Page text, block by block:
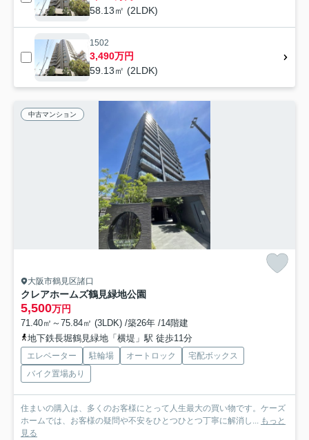
58.13㎡ (2LDK)
1502
3,490万円
59.13㎡ (2LDK)
中古マンション
大阪市鶴見区諸口
クレアホームズ鶴見緑地公園
5,500万円
71.40㎡～75.84㎡ (3LDK) /築26年 /14階建
地下鉄長堀鶴見緑地「横堤」駅 徒歩11分
エレベーター 駐輪場 オートロック
宅配ボックス
バイク置場あり
住まいの購入は、多くのお客様にとって人生最大の買い物です。ケーズ
ホームでは、お客様の疑問や不安をひとつひとつ丁寧に解消し... もっと
見る